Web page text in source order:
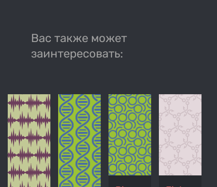
Вас также может
заинтересовать: